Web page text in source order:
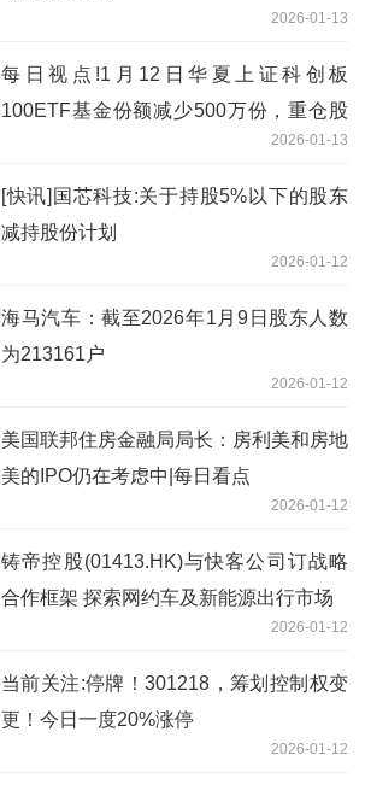
2026-01-13
每日视点!1月12日华夏上证科创板
100ETF基金份额减少500万份，重仓股
2026-01-13
[快讯]国芯科技:关于持股5%以下的股东
减持股份计划
2026-01-12
海马汽车：截至2026年1月9日股东人数
为213161户
2026-01-12
美国联邦住房金融局局长：房利美和房地
美的IPO仍在考虑中|每日看点
2026-01-12
铸帝控股(01413.HK)与快客公司订战略
合作框架 探索网约车及新能源出行市场
2026-01-12
当前关注:停牌！301218，筹划控制权变
更！今日一度20%涨停
2026-01-12